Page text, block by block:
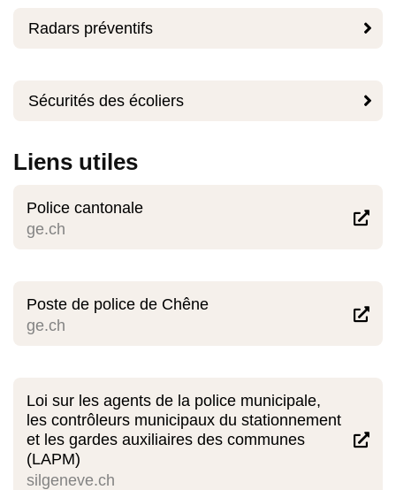

Radars préventifs

Sécurités des écoliers
Liens utiles

Police cantonale
ge.ch

Poste de police de Chêne
ge.ch

Loi sur les agents de la police municipale,
les contrôleurs municipaux du stationnement
et les gardes auxiliaires des communes
(LAPM)
silgeneve.ch